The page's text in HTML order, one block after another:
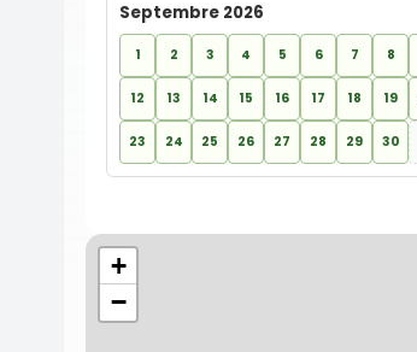
Septembre 2026
1 2 3 4 5 6 7 8
12 13 14 15 16 17 18 19
23 24 25 26 27 28 29 30
+
−